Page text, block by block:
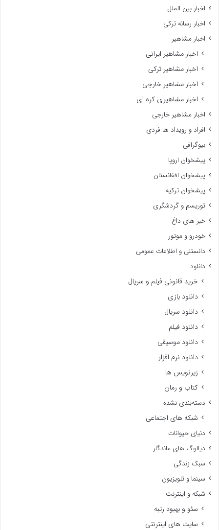
اخبار بین الملل
اخبار رسانه ترکی
اخبار مشاهیر
اخبار مشاهیر ایرانی
اخبار مشاهیر ترکی
اخبار مشاهیر خارجی
اخبار مشاهیری کره ای
اخبار مشاهیر خارجی
افراد و رویداد ها فردی
بیوگرافی
پیشخوان اروپا
پیشخوان افغانستان
پیشخوان ترکیه
توریسم و گردشگری
خبر های داغ
خودرو و موتور
دانستنی و اطلاعات عمومی
دانلود
خرید قانونی فیلم و سریال
دانلود بازی
دانلود سریال
دانلود فیلم
دانلود موسیقی
دانلود نرم افزار
زیرنویس ها
کتاب و رمان
دسته‌بندی نشده
شبکه های اجتماعی
دنیای حیوانات
دیالوگ های ماندگار
سبک زندگی
سینما و تلویزیون
شبکه و اینترنت
سئو و بهبود رتبه
سایت های اینترنتی